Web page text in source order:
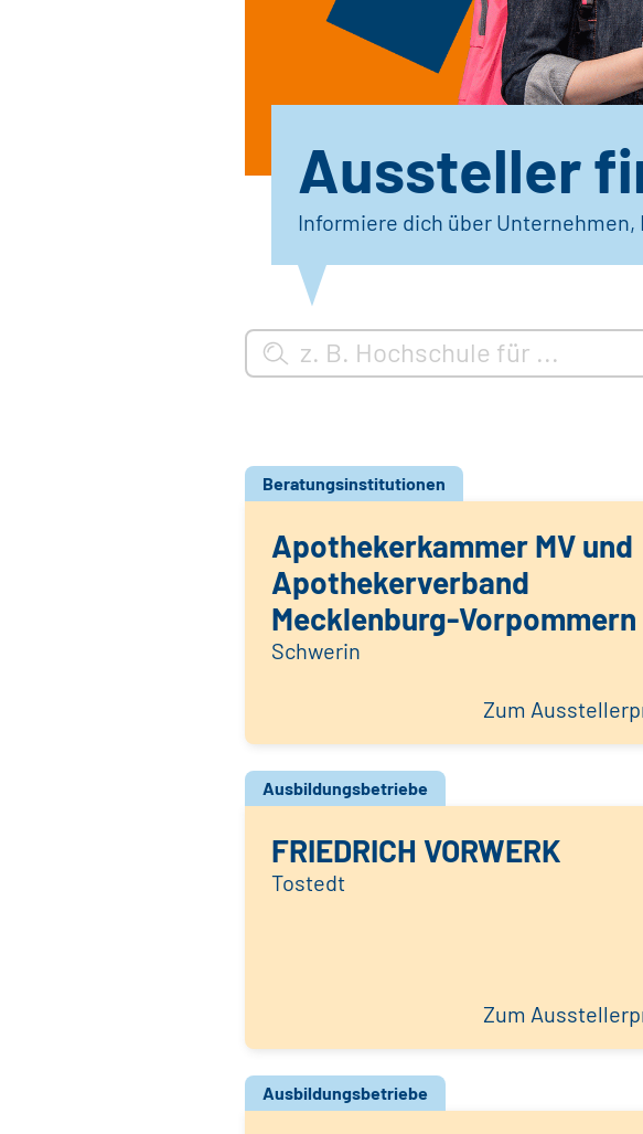
Aussteller
Informiere dich über Unternehmen,
Beratungsinstitutionen
Apothekerkammer MV und
Apothekerverband
Mecklenburg-Vorpommern
Schwerin
Zum
Ausbildungsbetriebe
FRIEDRICH VORWERK
Tostedt
Zum
Ausbildungsbetriebe